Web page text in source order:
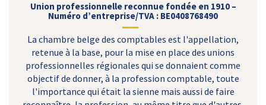
Union professionnelle reconnue fondée en 1910 –
Numéro d’entreprise/TVA : BE0408768490
La chambre belge des comptables est l'appellation,
retenue à la base, pour la mise en place des unions
professionnelles régionales qui se donnaient comme
objectif de donner, à la profession comptable, toute
l'importance qui était la sienne mais aussi de faire